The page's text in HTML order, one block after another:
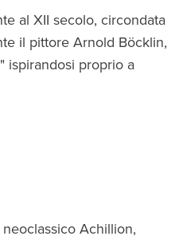
al XII secolo, circondata
il pittore Arnold Böcklin,
ispirandosi proprio a
Achillion,